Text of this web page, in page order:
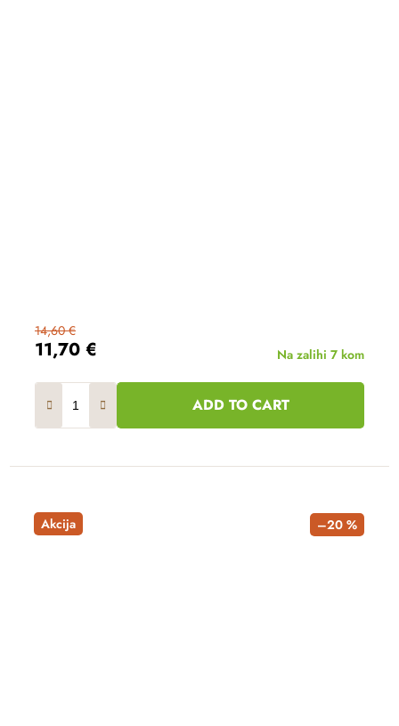
11,70 €
14,60 €
Na zalihi 7 kom
ADD TO CART
Akcija –20 %